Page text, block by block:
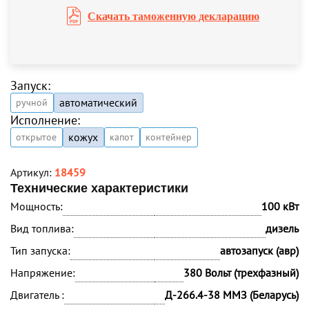
Скачать таможенную декларацию
Запуск:
ручной автоматический
Исполнение:
открытое кожух капот контейнер
Артикул: 18459
Технические характеристики
Мощность:
100 кВт
Вид топлива:
дизель
Тип запуска:
автозапуск (авр)
Напряжение:
380 Вольт (трехфазный)
Двигатель :
Д-266.4-38 ММЗ (Беларусь)